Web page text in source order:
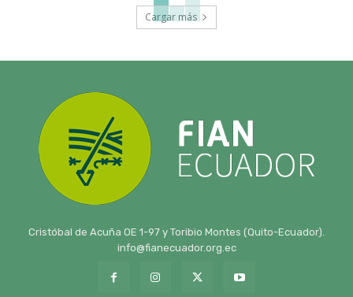
Cargar más
Cristóbal de Acuña OE 1-97 y Toribio Montes (Quito-Ecuador).
info@fianecuador.org.ec